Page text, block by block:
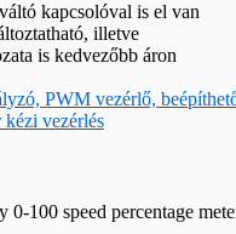
kapcsolóval is el van
illetve
is kedvezőbb áron
PWM vezérlő,
vezérlés
100 speed percentage